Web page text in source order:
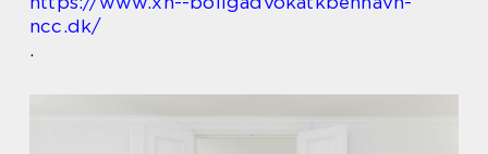
ncc.dk/
.